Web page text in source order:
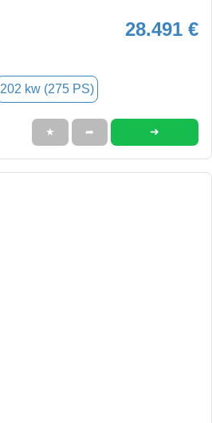
28.491 €
202 kw (275 PS)
★ ➦ ➜